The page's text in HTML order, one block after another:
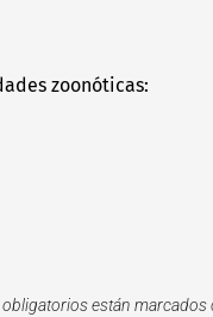
zoonóticas:
están marcados